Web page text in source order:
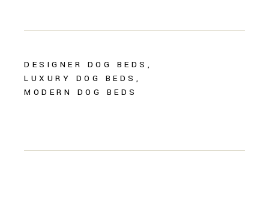
DESIGNER DOG BEDS
LUXURY DOG BEDS
MODERN DOG BEDS